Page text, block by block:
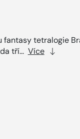
fantasy tetralogie
tří... Více